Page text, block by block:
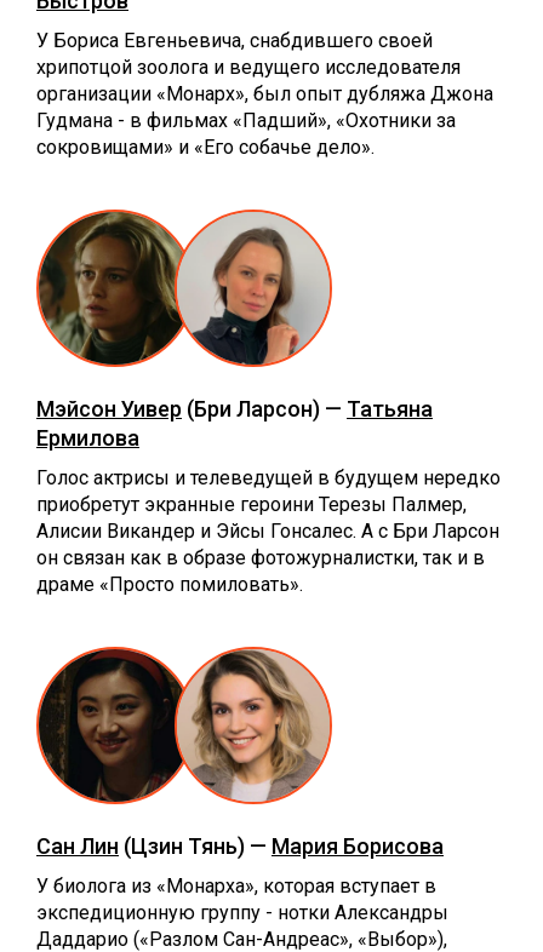
У Бориса Евгеньевича, снабдившего своей
хрипотцой зоолога и ведущего исследователя
организации «Монарх», был опыт дубляжа Джона
Гудмана - в фильмах «Падший», «Охотники за
сокровищами» и «Его собачье дело».
Мэйсон Уивер (Бри Ларсон) — Татьяна
Ермилова
Голос актрисы и телеведущей в будущем нередко
приобретут экранные героини Терезы Палмер,
Алисии Викандер и Эйсы Гонсалес. А с Бри Ларсон
он связан как в образе фотожурналистки, так и в
драме «Просто помиловать».
Сан Лин (Цзин Тянь) — Мария Борисова
У биолога из «Монарха», которая вступает в
экспедиционную группу - нотки Александры
Даддарио («Разлом Сан-Андреас», «Выбор»),